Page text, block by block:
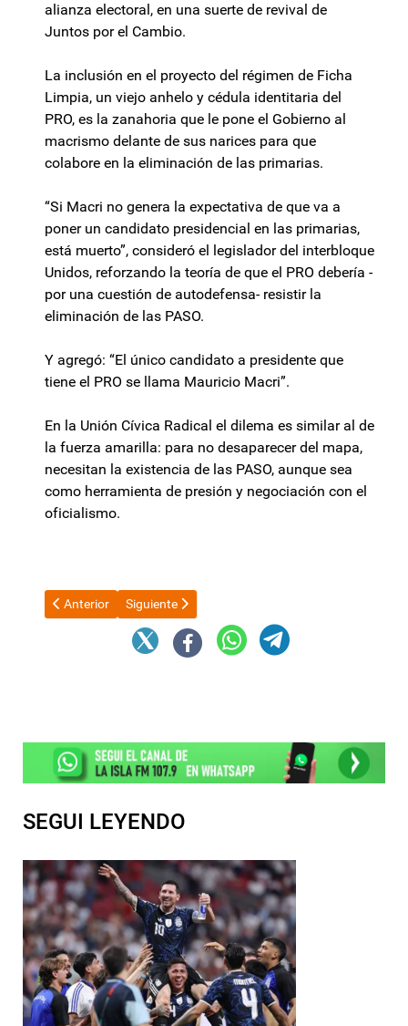
alianza electoral, en una suerte de revival de
Juntos por el Cambio.
La inclusión en el proyecto del régimen de Ficha
Limpia, un viejo anhelo y cédula identitaria del
PRO, es la zanahoria que le pone el Gobierno al
macrismo delante de sus narices para que
colabore en la eliminación de las primarias.
“Si Macri no genera la expectativa de que va a
poner un candidato presidencial en las primarias,
está muerto”, consideró el legislador del interbloque
Unidos, reforzando la teoría de que el PRO debería -
por una cuestión de autodefensa- resistir la
eliminación de las PASO.
Y agregó: “El único candidato a presidente que
tiene el PRO se llama Mauricio Macri”.
En la Unión Cívica Radical el dilema es similar al de
la fuerza amarilla: para no desaparecer del mapa,
necesitan la existencia de las PASO, aunque sea
como herramienta de presión y negociación con el
oficialismo.
Artículo anterior: Macri suma reuniones con empresarios y
Anterior Artículo siguiente: El Gobierno nacional
Siguiente
SEGUI LEYENDO